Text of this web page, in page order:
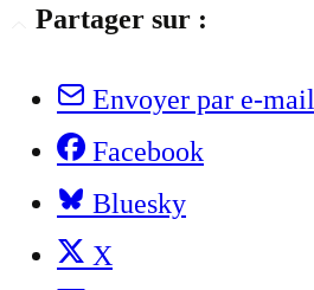
Partager sur :
Envoyer par e-mail
Facebook
Bluesky
X